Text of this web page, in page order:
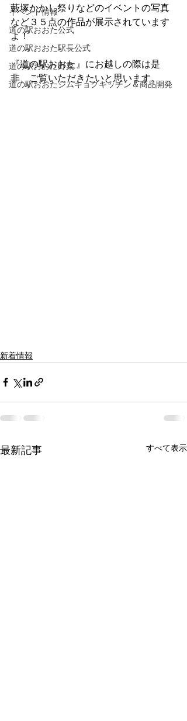
イベント情報
道の駅おおた公式
道の駅おおた駅長公式
道の駅おおた野菜
道の駅おおたジムキョクキッチン＆商品開発
藪塚かかし祭りなどのイベントの写真
など３５点の作品が展示されています
よ！
『道の駅おおた』にお越しの際は是
非、ご覧いただきたいと思います。
新着情報
最新記事 すべて表示